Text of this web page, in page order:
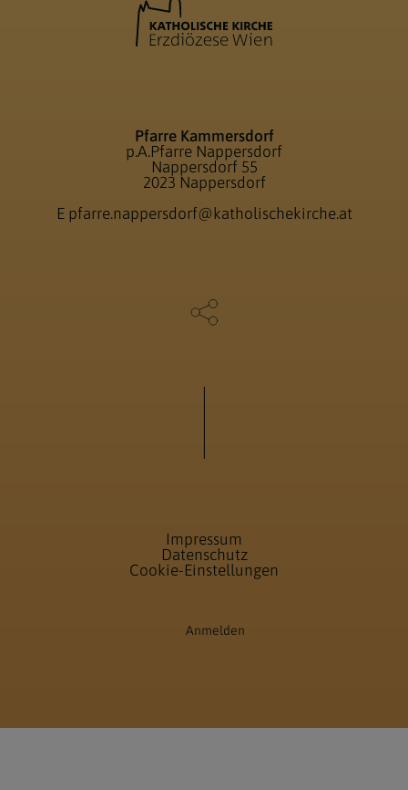
Pfarre Kammersdorf
p.A.Pfarre Nappersdorf
Nappersdorf 55
2023 Nappersdorf
E pfarre.nappersdorf@katholischekirche.at
Impressum
Datenschutz
Cookie-Einstellungen
Anmelden